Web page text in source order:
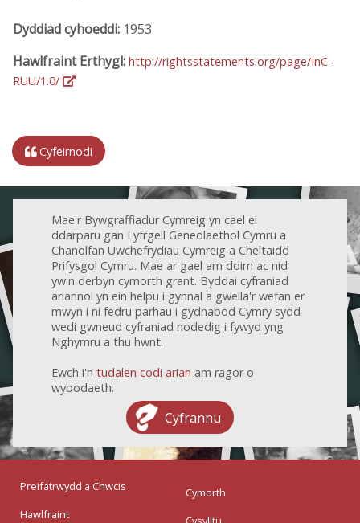
Dyddiad cyhoeddi: 1953
Hawlfraint Erthygl: http://rightsstatements.org/page/InC-
RUU/1.0/
Cyfeirnodi
Mae'r Bywgraffiadur Cymreig yn cael ei
ddarparu gan Lyfrgell Genedlaethol Cymru a
Chanolfan Uwchefrydiau Cymreig a Cheltaidd
Prifysgol Cymru. Mae ar gael am ddim ac nid
yw'n derbyn cymorth grant. Byddai cyfraniad
ariannol yn ein helpu i gynnal a gwella'r wefan er
mwyn i ni fedru parhau i gydnabod Cymry sydd
wedi gwneud cyfraniad nodedig i fywyd yng
Nghymru a thu hwnt.
Ewch i'n tudalen codi arian am ragor o
wybodaeth.
Cyfrannu
Preifatrwydd a Chwcis
Hawlfraint
Cymorth